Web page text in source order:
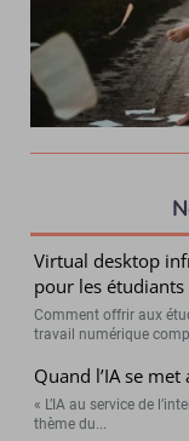
Virtual desktop
pour les
Comment offrir aux
travail numérique
Quand l’IA se
« L’IA au service de
thème du...